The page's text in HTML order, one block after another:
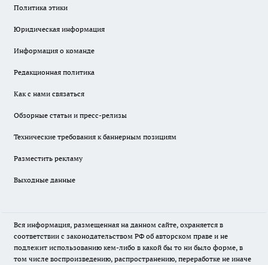
Политика этики
Юридическая информация
Информация о команде
Редакционная политика
Как с нами связаться
Обзорные статьи и пресс-релизы
Технические требования к баннерным позициям
Разместить рекламу
Выходные данные
Вся информация, размещенная на данном сайте, охраняется в
соответствии с законодательством РФ об авторском праве и не
подлежит использованию кем-либо в какой бы то ни было форме, в
том числе воспроизведению, распространению, переработке не иначе